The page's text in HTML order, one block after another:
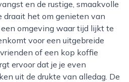
en de rustige, smaakvolle
draait het om genieten van
omgeving waar tijd lijkt te
voor een uitgebreide
of een kop koffie
ervoor dat je je even
uit de drukte van alledag. De